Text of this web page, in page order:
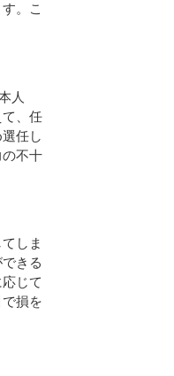
。こ
人
、任
任し
不十
しま
きる
じて
損を